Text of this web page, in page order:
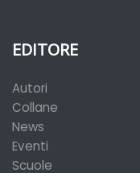
EDITORE
Autori
Collane
News
Eventi
Scuole